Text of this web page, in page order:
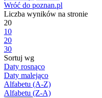
Wróć do poznan.pl
Liczba wyników na stronie
20
10
20
30
Sortuj wg
Daty rosnąco
Daty malejąco
Alfabetu (A-Z)
Alfabetu (Z-A)